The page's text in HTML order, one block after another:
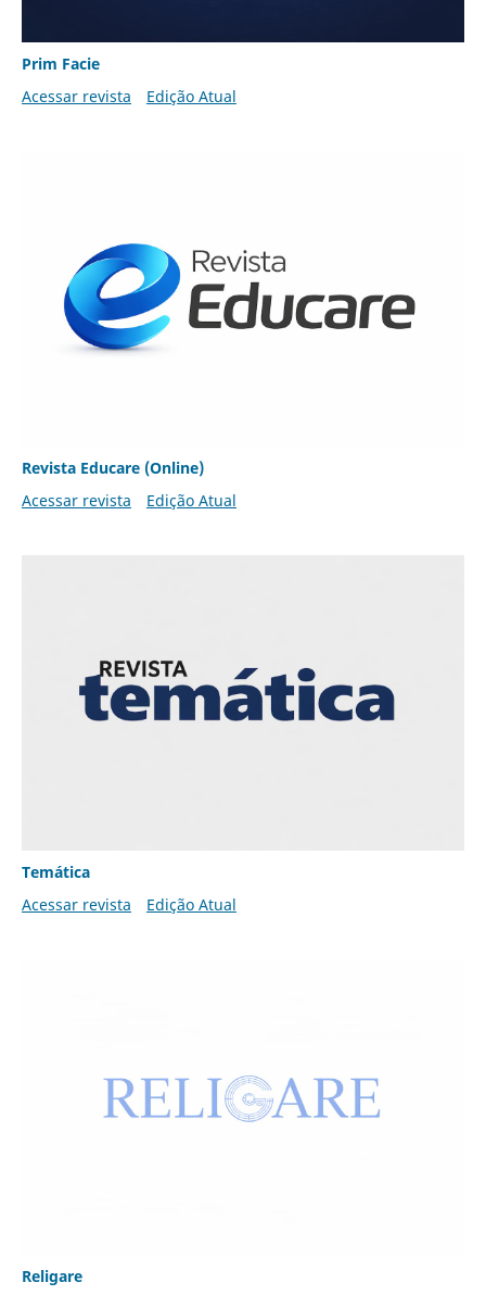
Prim Facie
Acessar revista
Edição Atual
Revista Educare (Online)
Acessar revista
Edição Atual
Temática
Acessar revista
Edição Atual
Religare